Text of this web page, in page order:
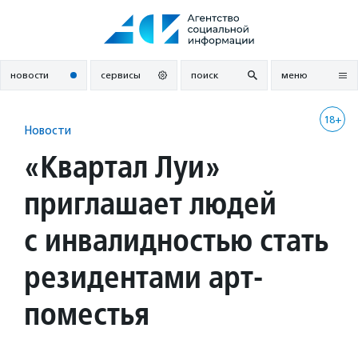
новости сервисы поиск меню
18+
Новости
«Квартал Луи»
приглашает людей
с инвалидностью стать
резидентами арт-
поместья